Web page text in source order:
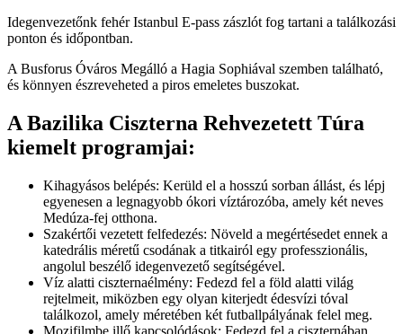
Idegenvezetőnk fehér Istanbul E-pass zászlót fog tartani a találkozási
ponton és időpontban.
A Busforus Óváros Megálló a Hagia Sophiával szemben található,
és könnyen észreveheted a piros emeletes buszokat.
A Bazilika Ciszterna Rehvezetett Túra
kiemelt programjai:
Kihagyásos belépés: Kerüld el a hosszú sorban állást, és lépj
egyenesen a legnagyobb ókori víztározóba, amely két neves
Medúza-fej otthona.
Szakértői vezetett felfedezés: Növeld a megértésedet ennek a
katedrális méretű csodának a titkairól egy professzionális,
angolul beszélő idegenvezető segítségével.
Víz alatti ciszternaélmény: Fedezd fel a föld alatti világ
rejtelmeit, miközben egy olyan kiterjedt édesvízi tóval
találkozol, amely méretében két futballpályának felel meg.
Mozifilmbe illő kapcsolódások: Fedezd fel a ciszternában